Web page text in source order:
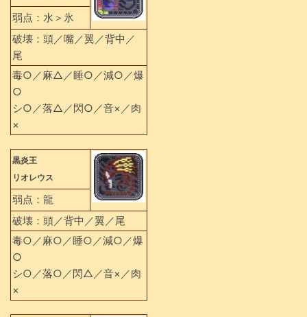
弱点：水＞氷
破壊：頭／嘴／翼／背中／
尾
毒○／麻△／睡○／減○／爆
○
シ○／落△／閃○／音×／肉
×
黒炎王
リオレウス
弱点：龍
破壊：頭／背中／翼／尾
毒○／麻○／睡○／減○／爆
○
シ○／落○／閃△／音×／肉
×